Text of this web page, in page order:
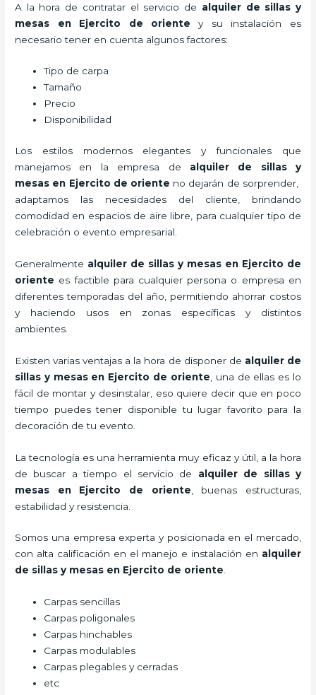
A la hora de contratar el servicio de alquiler de sillas y
mesas en Ejercito de oriente y su instalación es
necesario tener en cuenta algunos factores:
Tipo de carpa
Tamaño
Precio
Disponibilidad
Los estilos modernos elegantes y funcionales que
manejamos en la empresa de alquiler de sillas y
mesas en Ejercito de oriente no dejarán de sorprender,
adaptamos las necesidades del cliente, brindando
comodidad en espacios de aire libre, para cualquier tipo de
celebración o evento empresarial.
Generalmente alquiler de sillas y mesas en Ejercito de
oriente es factible para cualquier persona o empresa en
diferentes temporadas del año, permitiendo ahorrar costos
y haciendo usos en zonas específicas y distintos
ambientes.
Existen varias ventajas a la hora de disponer de alquiler de
sillas y mesasen Ejercito de oriente , una de ellas es lo
fácil de montar y desinstalar, eso quiere decir que en poco
tiempo puedes tener disponible tu lugar favorito para la
decoración de tu evento.
La tecnología es una herramienta muy eficaz y útil, a la hora
de buscar a tiempo el servicio de alquiler de sillas y
mesas en Ejercito de oriente , buenas estructuras,
estabilidad y resistencia.
Somos una empresa experta y posicionada en el mercado,
con alta calificación en el manejo e instalación en alquiler
de sillas y mesas en Ejercito de oriente.
Carpas sencillas
Carpas poligonales
Carpas hinchables
Carpas modulables
Carpas plegables y cerradas
etc